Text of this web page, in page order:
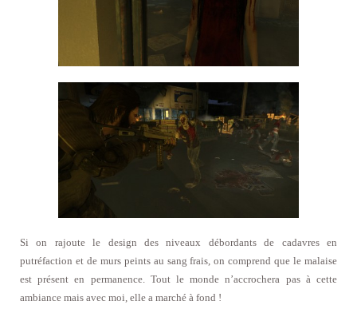
Si on rajoute le design des niveaux débordants de cadavres en
putréfaction et de murs peints au sang frais, on comprend que le malaise
est présent en permanence. Tout le monde n’accrochera pas à cette
ambiance mais avec moi, elle a marché à fond !